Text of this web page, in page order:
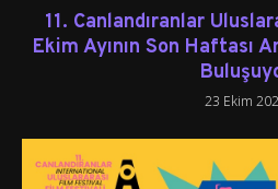
11. Canlandıranlar
Ekim Ayının Son Haftası
23 Ekim